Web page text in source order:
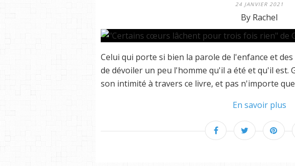
24 JANVIER 2021
By Rachel
Celui qui porte si bien la parole de l'enfance et
de dévoiler un peu l'homme qu'il a été et qu'il est.
son intimité à travers ce livre, et pas n'importe
En savoir plus